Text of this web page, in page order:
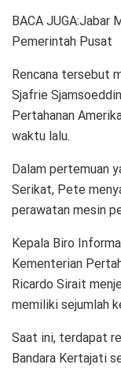
BACA JUGA:Jabar
Pemerintah Pusat
Rencana tersebut
Sjafrie
Pertahanan
waktu lalu.
Dalam pertemuan
Serikat, Pete
perawatan mesin
Kepala Biro
Kementerian
Ricardo Sirait
memiliki sejumlah
Saat ini, terdapat
Bandara Kertajati